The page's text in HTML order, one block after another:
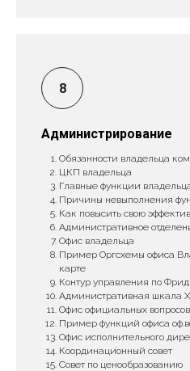
Администрирование
Обязанности владельца
ЦКП владельца
Главные функции
Причины невыполнения
Как повысить свою
Административное
Офис владельца
Пример Оргсхемы офиса
карте
Контур управления по
Административная шкала
Офис официальных вопросов
Пример функций офиса
Офис исполнительного
Координационный совет
Совет по ценообразованию